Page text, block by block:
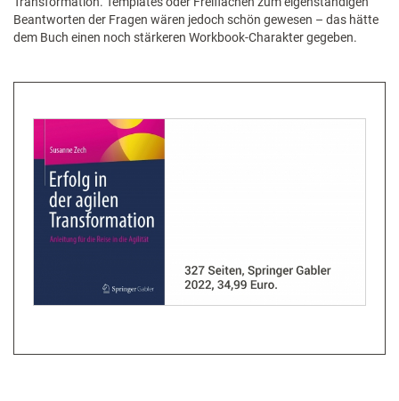
Beantworten der Fragen wären jedoch schön gewesen – das hätte
dem Buch einen noch stärkeren Workbook-Charakter gegeben.